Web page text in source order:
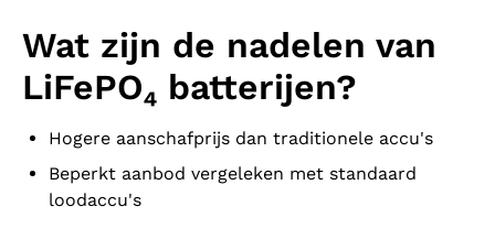
Wat zijn de nadelen van
LiFePO₄ batterijen?
Hogere aanschafprijs dan traditionele accu's
Beperkt aanbod vergeleken met standaard
loodaccu's